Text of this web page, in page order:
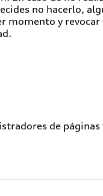
no hacerlo,
momento y
de